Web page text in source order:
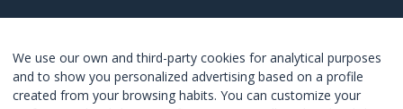
ZU ERHALTEN
We use our own and third-party cookies for analytical purposes
and to show you personalized advertising based on a profile
created from your browsing habits. You can customize your